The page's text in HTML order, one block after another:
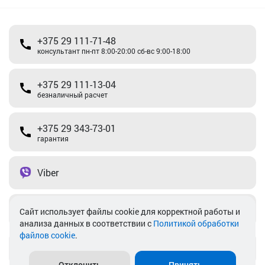
+375 29 111-71-48
консультант пн-пт 8:00-20:00 сб-вс 9:00-18:00
+375 29 111-13-04
безналичный расчет
+375 29 343-73-01
гарантия
Viber
Telegram
Cайт использует файлы cookie для корректной работы и
анализа данных в соответствии с Политикой обработки
файлов cookie.